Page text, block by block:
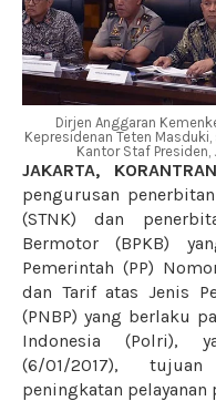
Dirjen Anggaran
Kepresidenan Teten
Kantor Staf
JAKARTA,
pengurusan
(STNK) dan
Bermotor (BPKB)
Pemerintah (PP)
dan Tarif atas Jenis
(PNBP) yang berlaku
Indonesia (Polri),
(6/01/2017),
peningkatan